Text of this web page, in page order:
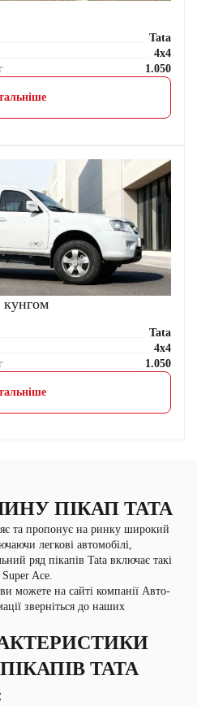
Tata
4x4
1.050
кунгом
Tata
4x4
1.050
ПІКАП TATA
та пропонує на ринку широкий
легкові автомобілі,
ряд пікапів Tata включає такі
Ace.
можете на сайті компанії Авто-
зверніться до наших
TATA